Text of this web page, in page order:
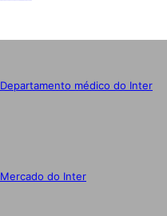
Departamento médico do Inter
Mercado do Inter